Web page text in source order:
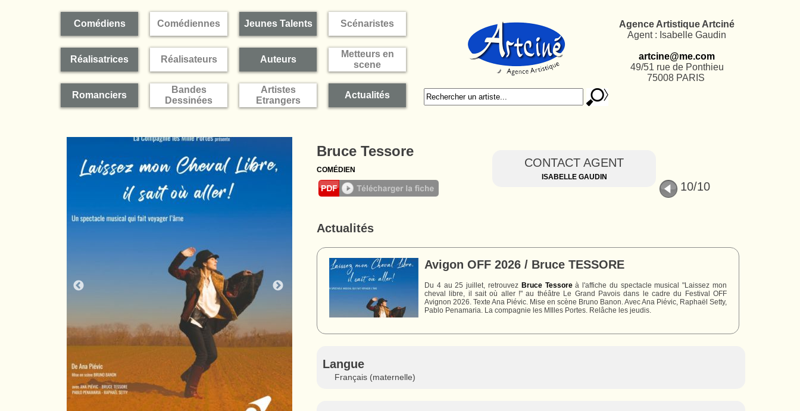
Comédiens Comédiennes Jeunes Talents Scénaristes
Réalisatrices Réalisateurs Auteurs
Metteurs en
scene
Romanciers
Bandes
Dessinées
Artistes
Etrangers
Actualités
Agence Artistique Artciné
Agent : Isabelle Gaudin
artcine@me.com
49/51 rue de Ponthieu
75008 PARIS
Bruce Tessore
COMÉDIEN
10/10
CONTACT AGENT
ISABELLE GAUDIN
Actualités
Avigon OFF 2026 / Bruce TESSORE
Du 4 au 25 juillet, retrouvez Bruce Tessoreà l'affiche du spectacle musical "Laissez mon
cheval libre, il sait où aller !" au théâtre Le Grand Pavois dans le cadre du Festival OFF
Avignon 2026. Texte Ana Piévic. Mise en scène Bruno Banon. Avec Ana Piévic, Raphaël Setty,
Pablo Penamaria. La compagnie les MIlles Portes. Relâche les jeudis.
Langue
Français (maternelle)